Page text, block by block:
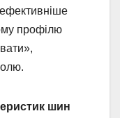
профілю
шин